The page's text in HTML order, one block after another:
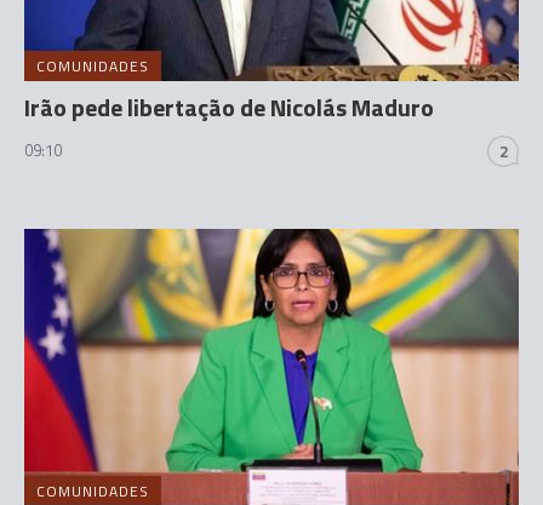
COMUNIDADES
Irão pede libertação de Nicolás Maduro
09:10 2
COMUNIDADES